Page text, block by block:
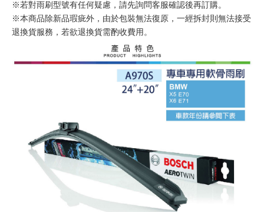
※若對雨刷型號有任何疑慮，請先詢問客服確認後再訂購。
※本商品除新品瑕疵外，由於包裝無法復原，一經拆封則無法接受
退換貨服務，若欲退換貨需酌收費用。